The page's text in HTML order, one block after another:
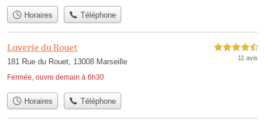
Horaires Téléphone
Laverie du Rouet
181 Rue du Rouet, 13008 Marseille
Fermée, ouvre demain à 6h30
4,5 étoiles sur 5
11 avis
Horaires Téléphone